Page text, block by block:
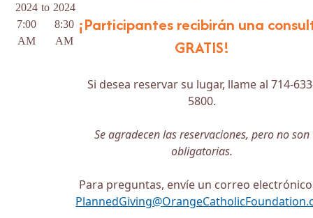
2024
7:00
AM
to 2024
8:30
AM
¡Participantes recibirán una
GRATIS!
Si desea reservar su lugar, llame al 714-
5800.
Se agradecen las reservaciones, pero no son
obligatorias.
Para preguntas, envíe un correo